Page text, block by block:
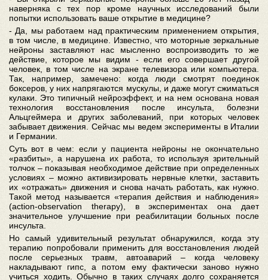
наверняка с тех пор кроме научных исследований были
попытки использовать ваше открытие в медицине?
- Да, мы работаем над практическим применением открытия,
в том числе, в медицине. Известно, что моторные зеркальные
нейроны заставляют нас мысленно воспроизводить то же
действие, которое мы видим - если его совершает другой
человек, в том числе на экране телевизора или компьютера.
Так, например, замечено: когда люди смотрят поединок
боксеров, у них напрягаются мускулы, и даже могут сжиматься
кулаки. Это типичный нейроэффект, и на нем основана новая
технология восстановления после инсульта, болезни
Альцгеймера и других заболеваний, при которых человек
забывает движения. Сейчас мы ведем эксперименты в Италии
и Германии.
Суть вот в чем: если у пациента нейроны не окончательно
«разбиты», а нарушена их работа, то используя зрительный
толчок – показывая необходимое действие при определенных
условиях – можно активизировать нервные клетки, заставить
их «отражать» движения и снова начать работать, как нужно.
Такой метод называется «терапия действия и наблюдения»
(action-observation therapy), в экспериментах она дает
значительное улучшение при реабилитации больных после
инсульта.
Но самый удивительный результат обнаружился, когда эту
терапию попробовали применить для восстановления людей
после серьезных травм, автоаварий – когда человеку
накладывают гипс, а потом ему фактически заново нужно
учиться ходить. Обычно в таких случаях долго сохраняется